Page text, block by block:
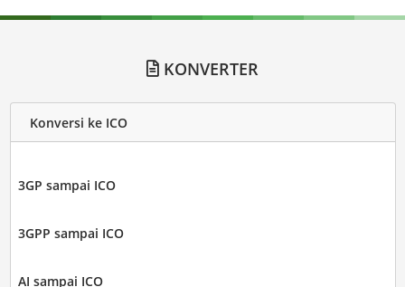
KONVERTER
Konversi ke ICO
3GP sampai ICO
3GPP sampai ICO
AI sampai ICO